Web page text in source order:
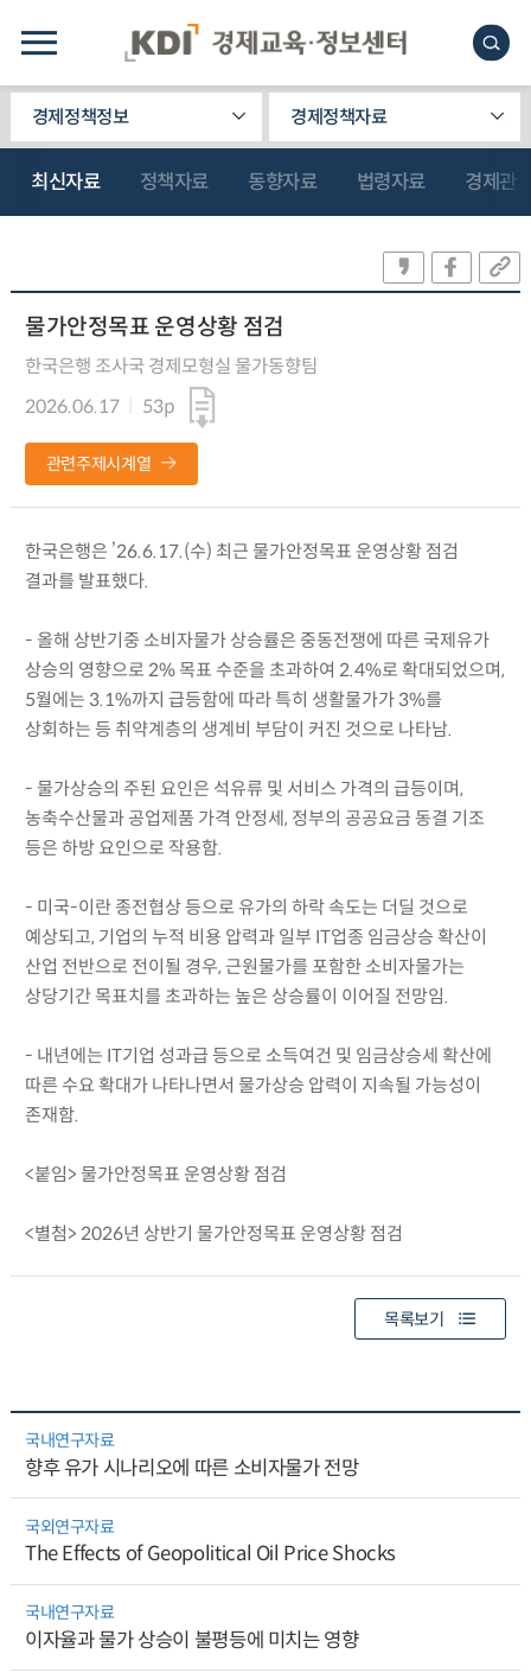
경제정책정보 경제정책자료
최신자료 정책자료 동향자료 법령자료 경제관
물가안정목표 운영상황 점검
한국은행 조사국 경제모형실 물가동향팀
2026.06.17
53p
관련주제시계열
한국은행은 ’26.6.17.(수) 최근 물가안정목표 운영상황 점검
결과를 발표했다.
- 올해 상반기중 소비자물가 상승률은 중동전쟁에 따른 국제유가
상승의 영향으로 2% 목표 수준을 초과하여 2.4%로 확대되었으며,
5월에는 3.1%까지 급등함에 따라 특히 생활물가가 3%를
상회하는 등 취약계층의 생계비 부담이 커진 것으로 나타남.
- 물가상승의 주된 요인은 석유류 및 서비스 가격의 급등이며,
농축수산물과 공업제품 가격 안정세, 정부의 공공요금 동결 기조
등은 하방 요인으로 작용함.
- 미국-이란 종전협상 등으로 유가의 하락 속도는 더딜 것으로
예상되고, 기업의 누적 비용 압력과 일부 IT업종 임금상승 확산이
산업 전반으로 전이될 경우, 근원물가를 포함한 소비자물가는
상당기간 목표치를 초과하는 높은 상승률이 이어질 전망임.
- 내년에는 IT기업 성과급 등으로 소득여건 및 임금상승세 확산에
따른 수요 확대가 나타나면서 물가상승 압력이 지속될 가능성이
존재함.
<붙임> 물가안정목표 운영상황 점검
<별첨> 2026년 상반기 물가안정목표 운영상황 점검
목록보기
국내연구자료
향후 유가 시나리오에 따른 소비자물가 전망
국외연구자료
The Effects of Geopolitical Oil Price Shocks
국내연구자료
이자율과 물가 상승이 불평등에 미치는 영향